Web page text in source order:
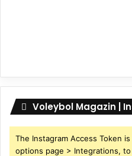
Voleybol Magazin |
The Instagram Access Token
options page > Integrations,